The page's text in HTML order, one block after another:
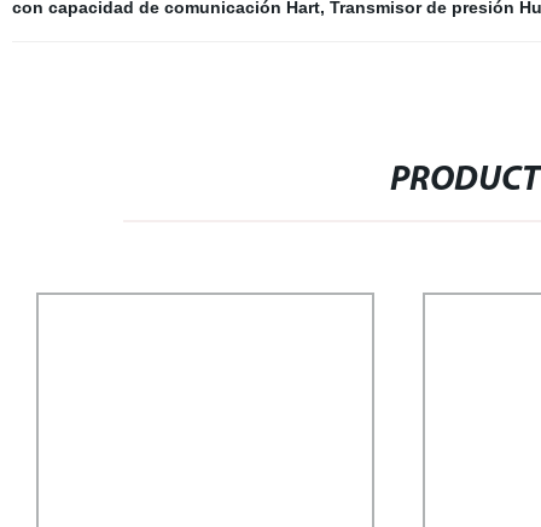
con capacidad de comunicación Hart, Transmisor de presión